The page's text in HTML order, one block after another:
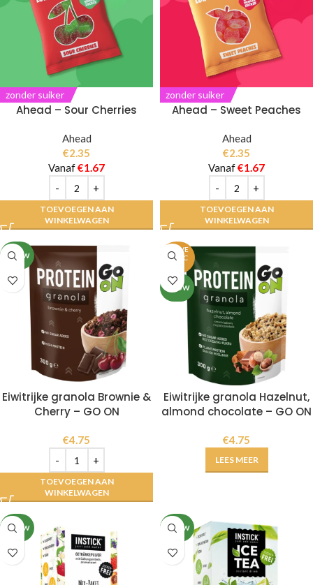
zonder suiker
Ahead – Sour Cherries
Ahead
€2.35
Vanaf€1.67
TOEVOEGEN AAN
WINKELWAGEN
zonder suiker
Ahead – Sweet Peaches
Ahead
€2.35
Vanaf€1.67
TOEVOEGEN AAN
WINKELWAGEN
NIEUW
Eiwitrijke granola Brownie &
Cherry – GO ON
€4.75
TOEVOEGEN AAN
WINKELWAGEN
UITVE
RKOC
NIEUW
Eiwitrijke granola Hazelnut,
almond chocolate – GO ON
€4.75
LEES MEER
NIEUW NIEUW